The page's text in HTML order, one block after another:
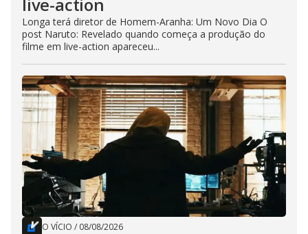
live-action
Longa terá diretor de Homem-Aranha: Um Novo Dia O
post Naruto: Revelado quando começa a produção do
filme em live-action apareceu...
O VÍCIO / 08/08/2026